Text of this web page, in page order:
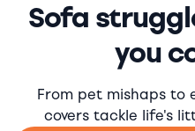
Sofa
you
From pet mishaps to
covers tackle life's